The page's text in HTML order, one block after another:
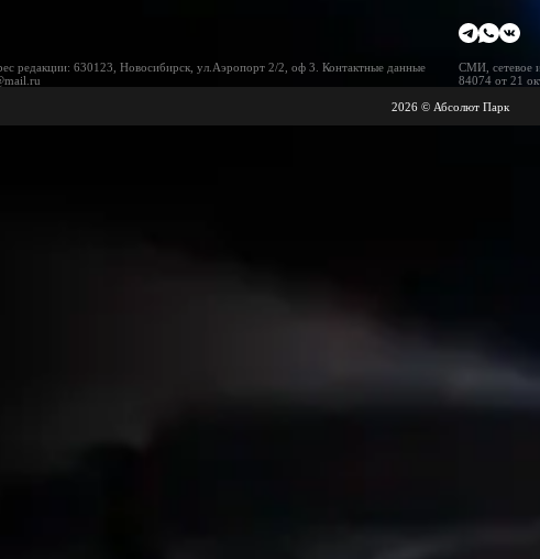
редакции: 630123, Новосибирск, ул.Аэропорт 2/2, оф 3. Контактные данные
СМИ, сетевое
84074 от 21
2026 © Абсолют Парк